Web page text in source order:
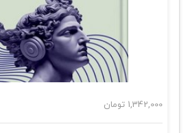
1,342,000 تومان